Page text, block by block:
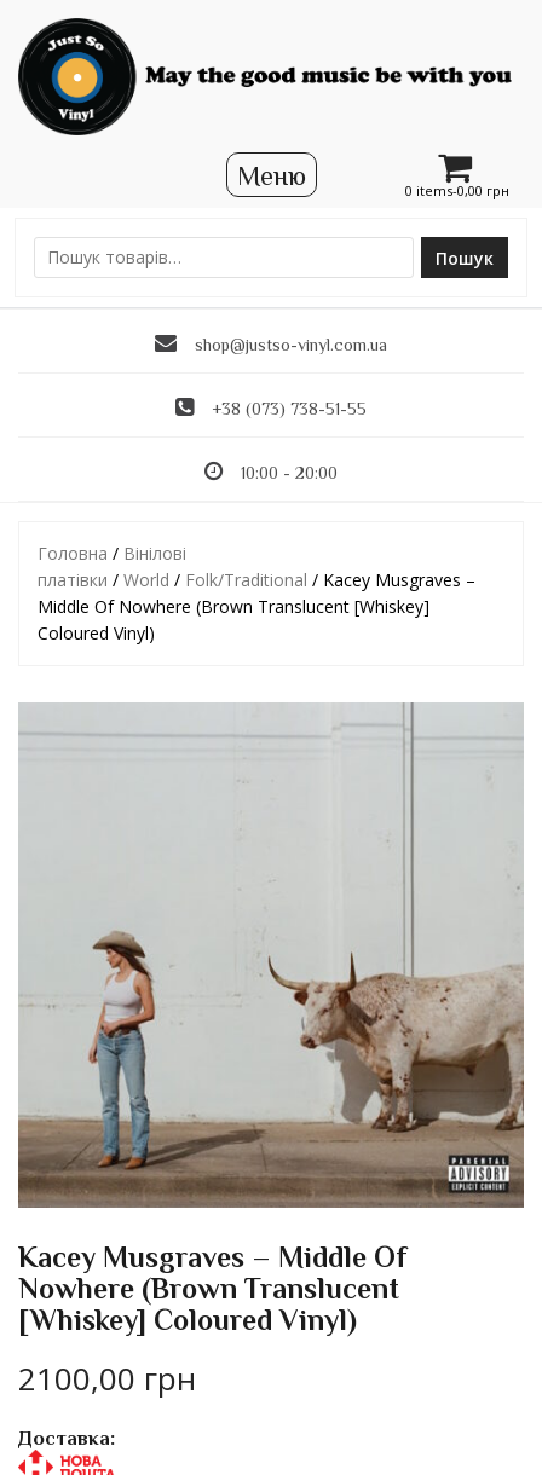
0 items-0,00 грн
Ш
Пошук
shop@justso-vinyl.com.ua
+38 (073) 738-51-55
10:00 - 20:00
Головна / Вінілові
платівки / World / Folk/Traditional / Kacey Musgraves –
Middle Of Nowhere (Brown Translucent [Whiskey]
Coloured Vinyl)
Kacey Musgraves – Middle Of
Nowhere (Brown Translucent
[Whiskey] Coloured Vinyl)
2100,00 грн
Доставка: